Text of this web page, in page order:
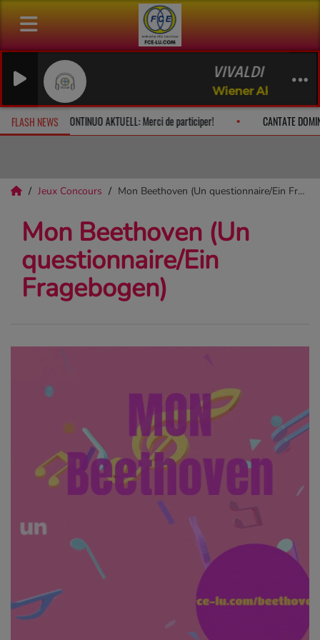
VIVALDI Gloria
Wiener Akademie
FLASH NEWS
10h CONTINUO AKTUELL: Merci de participer! CANTATE
Jeux Concours Mon Beethoven (Un questionnaire/Ein Fragebogen)
Mon Beethoven (Un
questionnaire/Ein
Fragebogen)